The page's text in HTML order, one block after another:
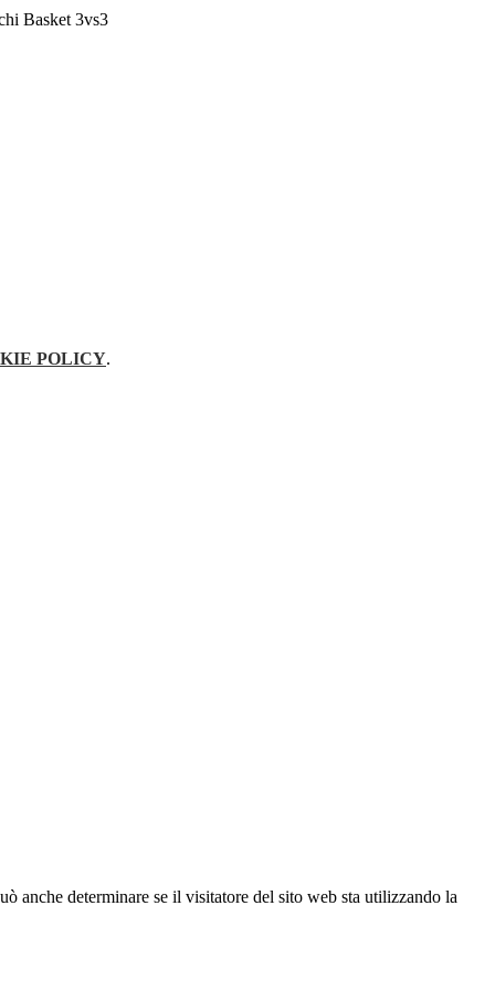
Basket 3vs3
POLICY.
anche determinare se il visitatore del sito web sta utilizzando la